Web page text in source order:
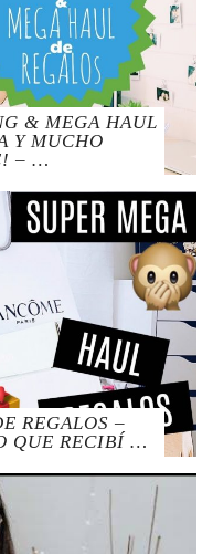
& MEGA HAUL
Y MUCHO
– …
REGALOS –
QUE RECIBÍ …